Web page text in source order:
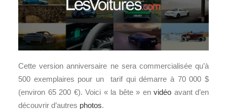
Cette version anniversaire ne sera commercialisée qu’à
500 exemplaires pour un tarif qui démarre à 70 000 $
(environ 65 200 €). Voici « la bête » en vidéo avant d’en
découvrir d’autres photos.